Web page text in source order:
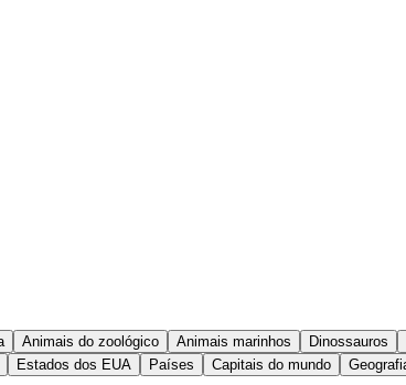
Animais do zoológico Animais marinhos Dinossauros
Estados dos EUA Países Capitais do mundo